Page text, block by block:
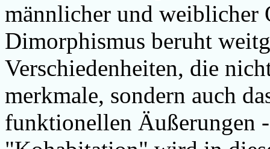
männlicher und weiblicher
Dimorphismus beruht
Verschiedenheiten, die
merkmale, sondern auch
funktionellen Äußerungen